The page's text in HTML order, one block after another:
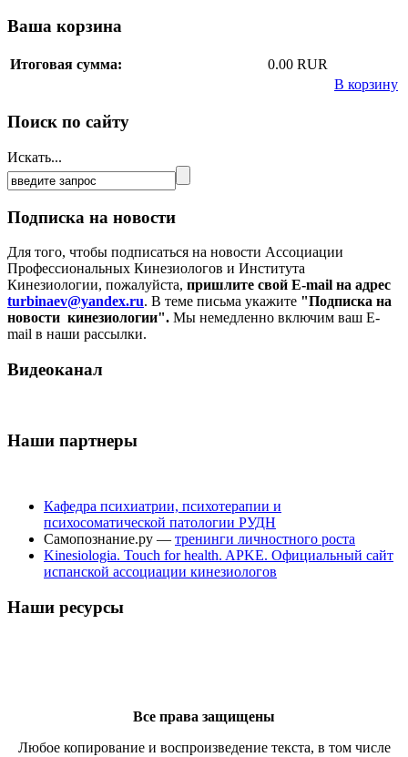
Ваша корзина
Итоговая сумма:
0.00 RUR
В корзину
Поиск по сайту
Искать...
Подписка на новости
Для того, чтобы подписаться на новости Ассоциации
Профессиональных Кинезиологов и Института
Кинезиологии, пожалуйста, пришлите свой E-mail на адрес
turbinaev@yandex.ru. В теме письма укажите "Подписка на
новости кинезиологии". Мы немедленно включим ваш E-
mail в наши рассылки.
Видеоканал
Наши партнеры
Кафедра психиатрии, психотерапии и
психосоматической патологии РУДН
Самопознание.ру — тренинги личностного роста
Kinesiologia. Touch for health. APKE. Официальный сайт
испанской ассоциации кинезиологов
Наши ресурсы
Все права защищены
Любое копирование и воспроизведение текста, в том числе